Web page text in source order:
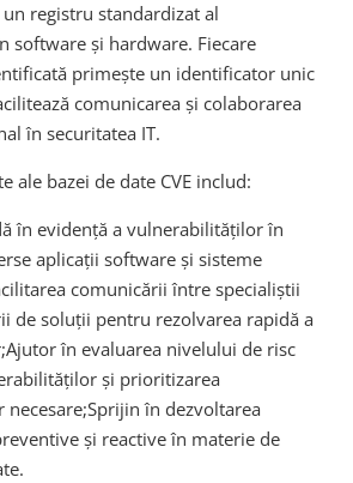
un registru standardizat al
software și hardware. Fiecare
primește un identificator unic
comunicarea și colaborarea
în securitatea IT.
ale bazei de date CVE includ:
în evidență a vulnerabilităților în
aplicații software și sisteme
comunicării între specialiștii
de soluții pentru rezolvarea rapidă a
în evaluarea nivelului de risc
și prioritizarea
în dezvoltarea
și reactive în materie de